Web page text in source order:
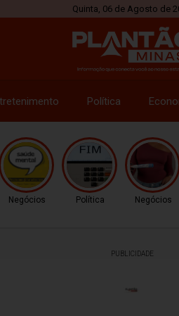
Quinta, 06 de Agosto de
Política
Negócios Política Negócios
PUBLICIDADE